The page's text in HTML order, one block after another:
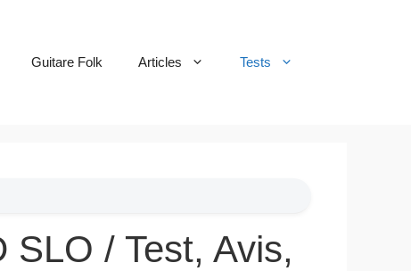
Guitare Folk Articles Tests
/ Test, Avis,